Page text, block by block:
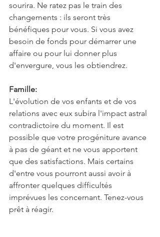
sourira. Ne ratez pas le train des
changements : ils seront très
bénéfiques pour vous. Si vous avez
besoin de fonds pour démarrer une
affaire ou pour lui donner plus
d'envergure, vous les obtiendrez.
Famille:
L'évolution de vos enfants et de vos
relations avec eux subira l'impact astral
contradictoire du moment. Il est
possible que votre progéniture avance
à pas de géant et ne vous apportent
que des satisfactions. Mais certains
d'entre vous pourront aussi avoir à
affronter quelques difficultés
imprévues les concernant. Tenez-vous
prêt à réagir.